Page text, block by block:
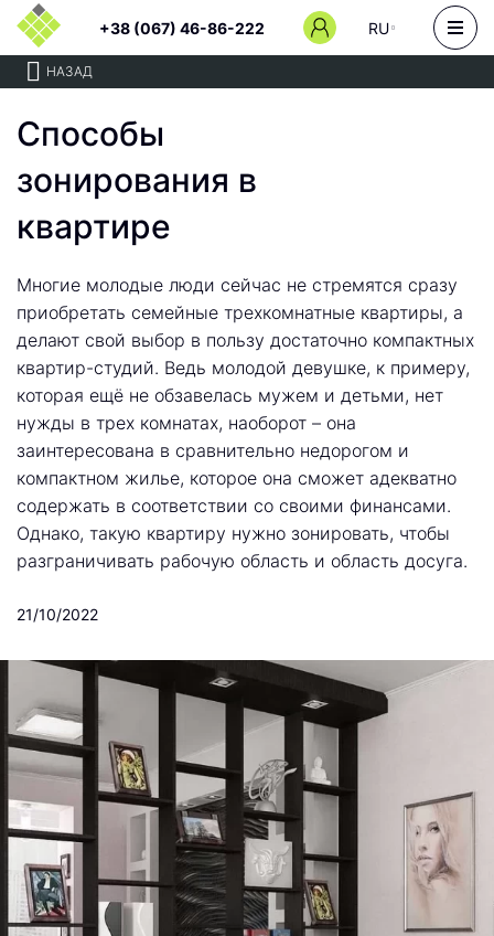
+38 (067) 46-86-222 RU
НАЗАД
Способы
зонирования в
квартире
Многие молодые люди сейчас не стремятся сразу
приобретать семейные трехкомнатные квартиры, а
делают свой выбор в пользу достаточно компактных
квартир-студий. Ведь молодой девушке, к примеру,
которая ещё не обзавелась мужем и детьми, нет
нужды в трех комнатах, наоборот – она
заинтересована в сравнительно недорогом и
компактном жилье, которое она сможет адекватно
содержать в соответствии со своими финансами.
Однако, такую квартиру нужно зонировать, чтобы
разграничивать рабочую область и область досуга.
21/10/2022